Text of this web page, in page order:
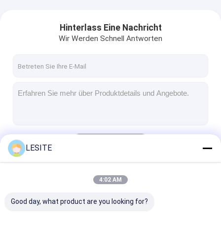
Hinterlass Eine Nachricht
Wir Werden Schnell Antworten
LESITE
4:02 AM
Good day, what product are you looking for?